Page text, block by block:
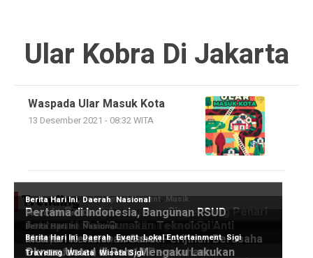
Ular Kobra Di Jakarta
Waspada Ular Masuk Kota
13 Desember 2021 - 08:32 WITA
Trending